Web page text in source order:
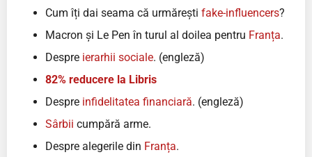
Cum îți dai seama că urmărești fake-influencers?
Macron și Le Pen în turul al doilea pentru Franța.
Despre ierarhii sociale. (engleză)
82% reducere la Libris
Despre infidelitatea financiară. (engleză)
Sârbii cumpără arme.
Despre alegerile din Franța.